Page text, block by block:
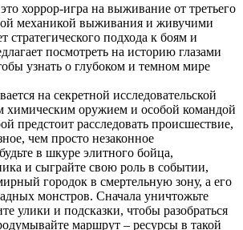
хоррор-игра на выживание от третьего
механикой выживания и живучими
стратегического подхода к боям и
посмотреть на историю глазами
узнать о глубоком и темном мире
на секретной исследовательской
химическим оружием и особой командой
предстоит расследовать происшествие,
чем просто незаконное
в шкуре элитного бойца,
и сыграйте свою роль в событии,
городок в смертельную зону, а его
монстров. Сначала уничтожьте
улики и подсказки, чтобы разобраться
маршрут – ресурсы в такой